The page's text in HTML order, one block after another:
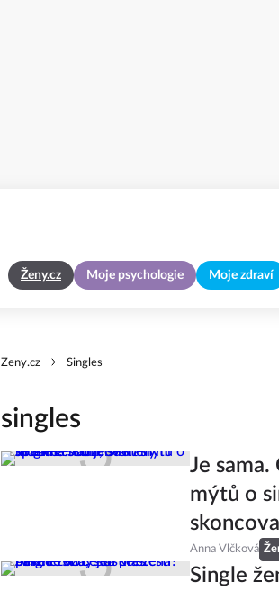
Ženy.cz Moje psychologie Moje zdraví
Zeny.cz Singles
singles
Je sama.
mýtů o
Anna Vlčková
Single